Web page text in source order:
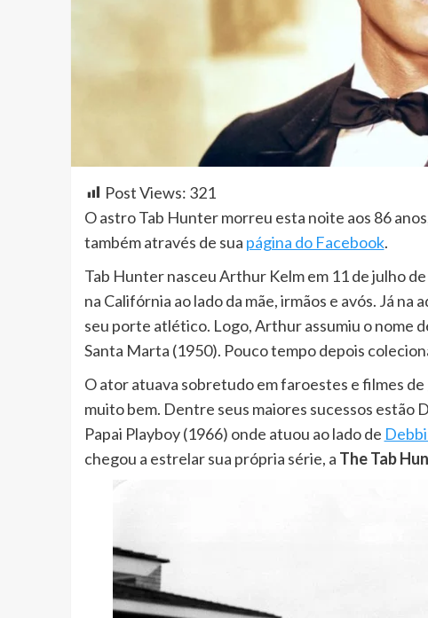
Post Views: 321
O astro Tab Hunter morreu esta noite aos 86
também através de sua página do Facebook.
Tab Hunter nasceu Arthur Kelm em 11 de julho
na Califórnia ao lado da mãe, irmãos e avós. Já
seu porte atlético. Logo, Arthur assumiu o nome
Santa Marta (1950). Pouco tempo depois
O ator atuava sobretudo em faroestes e filmes
muito bem. Dentre seus maiores sucessos estão
Papai Playboy (1966) onde atuou ao lado de
chegou a estrelar sua própria série, a The Tab